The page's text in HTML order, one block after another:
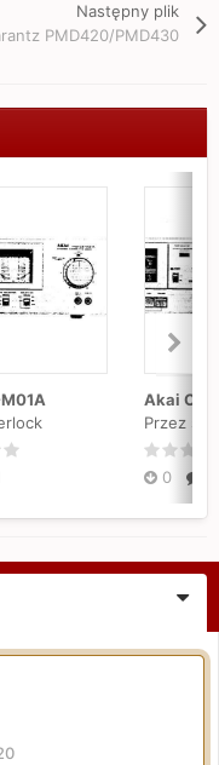
Następny plik
PMD420/PMD430
Akai CS-
Przez
0